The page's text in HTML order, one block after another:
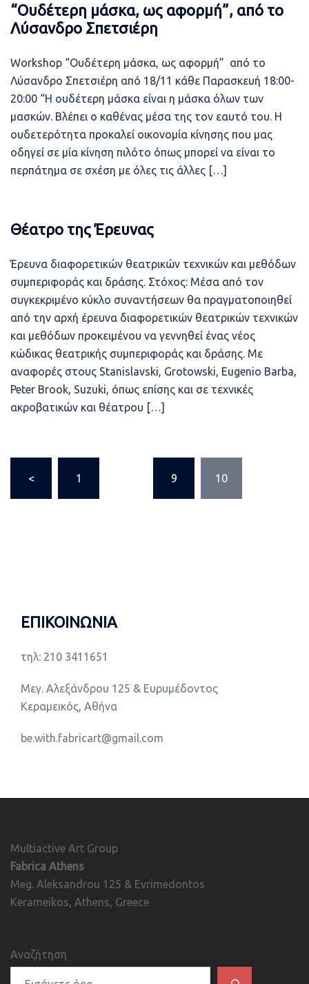
“Ουδέτερη μάσκα, ως αφορμή”, από το
Λύσανδρο Σπετσιέρη
Workshop “Ουδέτερη μάσκα, ως αφορμή” από το
Λύσανδρο Σπετσιέρη από 18/11 κάθε Παρασκευή 18:00-
20:00 “Η ουδέτερη μάσκα είναι η μάσκα όλων των
μασκών. Βλέπει ο καθένας μέσα της τον εαυτό του. Η
ουδετερότητα προκαλεί οικονομία κίνησης που μας
οδηγεί σε μία κίνηση πιλότο όπως μπορεί να είναι το
περπάτημα σε σχέση με όλες τις άλλες […]
Θέατρο της Έρευνας
Έρευνα διαφορετικών θεατρικών τεχνικών και μεθόδων
συμπεριφοράς και δράσης. Στόχος: Μέσα από τον
συγκεκριμένο κύκλο συναντήσεων θα πραγματοποιηθεί
από την αρχή έρευνα διαφορετικών θεατρικών τεχνικών
και μεθόδων προκειμένου να γεννηθεί ένας νέος
κώδικας θεατρικής συμπεριφοράς και δράσης. Με
αναφορές στους Stanislavski, Grotowski, Eugenio Barba,
Peter Brook, Suzuki, όπως επίσης και σε τεχνικές
ακροβατικών και θέατρου […]
άρθρων
< 1 9 10
ΕΠΙΚΟΙΝΩΝΙΑ
τηλ: 210 3411651
Μεγ. Αλεξάνδρου 125 & Ευρυμέδοντος
Κεραμεικός, Αθήνα
be.with.fabricart@gmail.com
Multiactive Art Group
Fabrica Athens
Meg. Aleksandrou 125 & Evrimedontos
Kerameikos, Athens, Greece
Αναζήτηση